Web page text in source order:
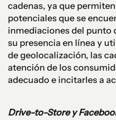
cadenas, ya que
potenciales que se
inmediaciones del punto
su presencia en línea y
de geolocalización, las
atención de los
adecuado e incitarles a
Drive-to-Store y